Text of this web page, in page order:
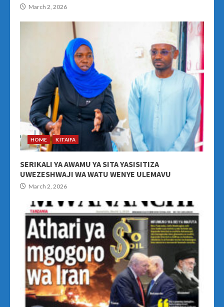
March 2, 2026
HOME KITAIFA
SERIKALI YA AWAMU YA SITA YASISITIZA
UWEZESHWAJI WA WATU WENYE ULEMAVU
March 2, 2026